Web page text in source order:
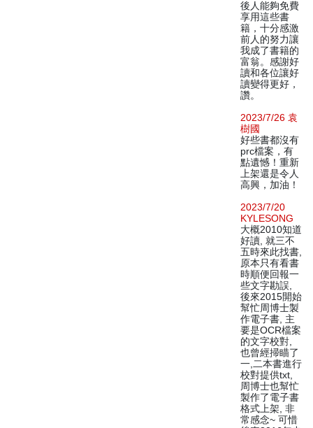
後人能夠免費
享用這些書
籍，十分感激
前人的努力讓
我成了書籍的
富翁。感謝好
讀和各位讓好
讀變得更好，
讚。
2023/7/26 袁
樹國
好些書都沒有
prc檔案，有
點遺憾！重新
上架還是令人
高興，加油！
2023/7/20
KYLESONG
大概2010知道
好讀, 就三不
五時來此找書,
原本只有看書
時順便回報一
些文字勘誤,
後來2015開始
幫忙周博士製
作電子書, 主
要是OCR檔案
的文字校對,
也曾經掃瞄了
一,二本書進行
校對提供txt,
周博士也幫忙
製作了電子書
格式上架, 非
常感念~ 可惜